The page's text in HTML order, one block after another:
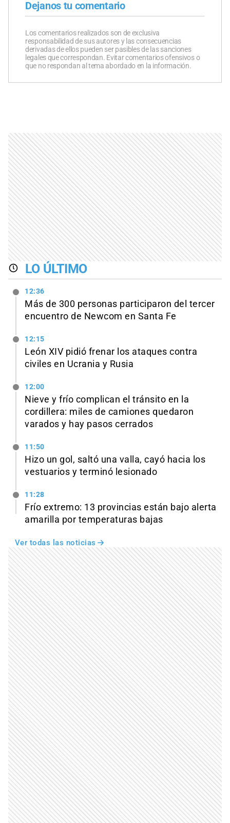
Dejanos tu comentario
Los comentarios realizados son de exclusiva
responsabilidad de sus autores y las consecuencias
derivadas de ellos pueden ser pasibles de las sanciones
legales que correspondan. Evitar comentarios ofensivos o
que no respondan al tema abordado en la información.
LO ÚLTIMO
12:36
Más de 300 personas participaron del tercer
encuentro de Newcom en Santa Fe
12:15
León XIV pidió frenar los ataques contra
civiles en Ucrania y Rusia
12:00
Nieve y frío complican el tránsito en la
cordillera: miles de camiones quedaron
varados y hay pasos cerrados
11:50
Hizo un gol, saltó una valla, cayó hacia los
vestuarios y terminó lesionado
11:28
Frío extremo: 13 provincias están bajo alerta
amarilla por temperaturas bajas
Ver todas las noticias